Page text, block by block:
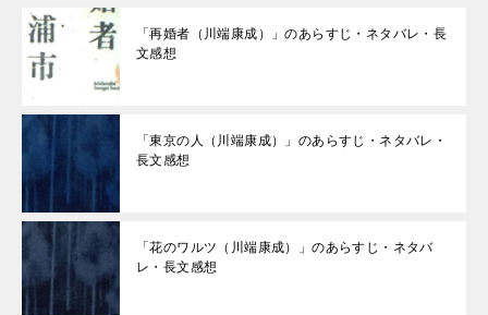
「再婚者（川端康成）」のあらすじ・ネタバレ・長
文感想
「東京の人（川端康成）」のあらすじ・ネタバレ・
長文感想
「花のワルツ（川端康成）」のあらすじ・ネタバ
レ・長文感想